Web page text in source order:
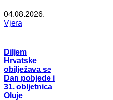
04.08.2026.
Vjera
Diljem
Hrvatske
obilježava se
Dan pobjede i
31. obljetnica
Oluje